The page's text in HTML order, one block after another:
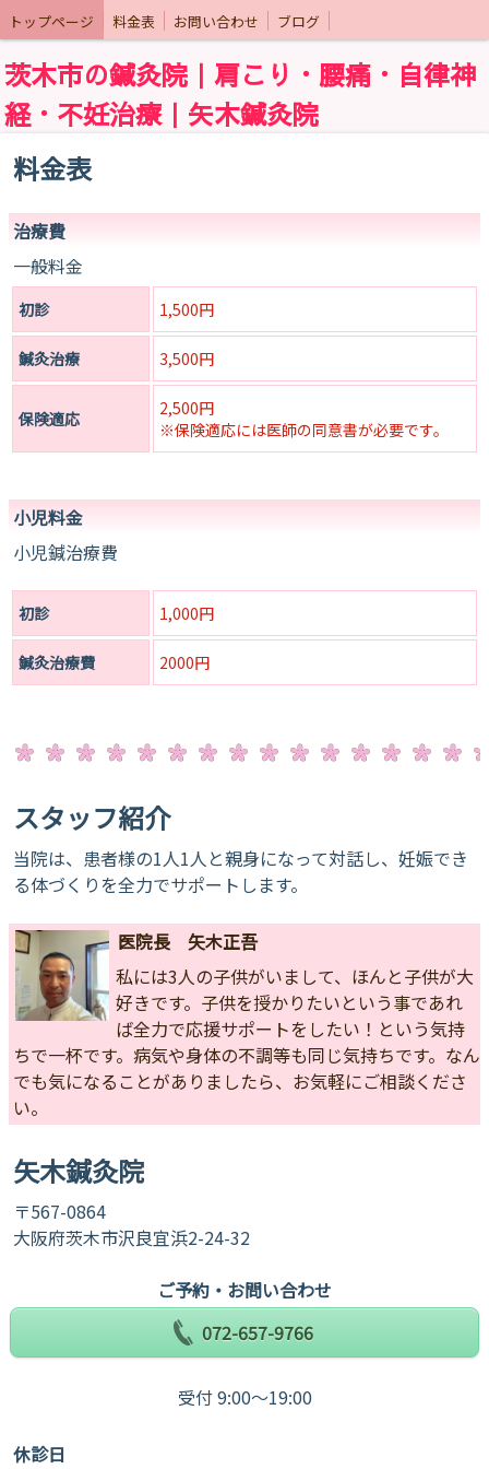
トップページ 料金表 お問い合わせ ブログ
茨木市の鍼灸院｜肩こり・腰痛・自律神
経・不妊治療｜矢木鍼灸院
料金表
治療費
一般料金
初診 1,500円
鍼灸治療 3,500円
保険適応
2,500円
※保険適応には医師の同意書が必要です。
小児料金
小児鍼治療費
初診 1,000円
鍼灸治療費 2000円
スタッフ紹介
当院は、患者様の1人1人と親身になって対話し、妊娠でき
る体づくりを全力でサポートします。
医院長 矢木正吾
私には3人の子供がいまして、ほんと子供が大
好きです。子供を授かりたいという事であれ
ば全力で応援サポートをしたい！という気持
ちで一杯です。病気や身体の不調等も同じ気持ちです。なん
でも気になることがありましたら、お気軽にご相談くださ
い。
矢木鍼灸院
〒567-0864
大阪府茨木市沢良宜浜2-24-32
ご予約・お問い合わせ
072-657-9766
受付 9:00～19:00
休診日